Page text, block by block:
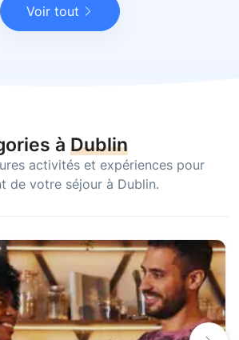
Voir tout
à Dublin
activités et expériences pour
de votre séjour à Dublin.